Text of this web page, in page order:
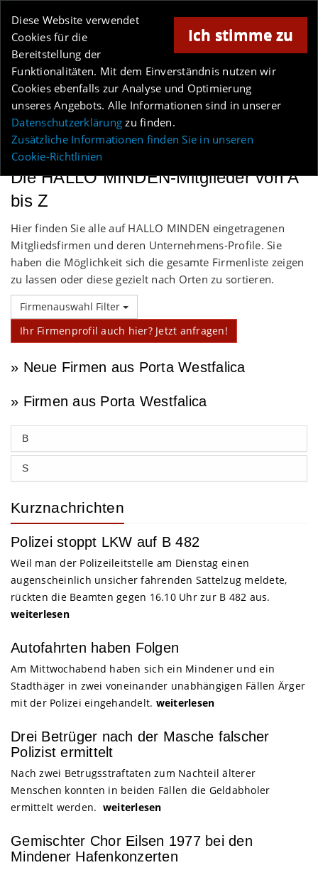
Online-Magazin für Minden und Umgebung
Ich stimme zu
Diese Website verwendet
Cookies für die
Bereitstellung der
Funktionalitäten. Mit dem Einverständnis nutzen wir
Cookies ebenfalls zur Analyse und Optimierung
unseres Angebots. Alle Informationen sind in unserer
Datenschutzerklärung zu finden.
Zusätzliche Informationen finden Sie in unseren
Cookie-Richtlinien
Anzeige
MENÜ
Die HALLO MINDEN-Mitglieder von A
bis Z
Hier finden Sie alle auf HALLO MINDEN eingetragenen
Mitgliedsfirmen und deren Unternehmens-Profile. Sie
haben die Möglichkeit sich die gesamte Firmenliste zeigen
zu lassen oder diese gezielt nach Orten zu sortieren.
Firmenauswahl Filter
Ihr Firmenprofil auch hier? Jetzt anfragen!
» Neue Firmen aus Porta Westfalica
» Firmen aus Porta Westfalica
B
S
Kurznachrichten
Polizei stoppt LKW auf B 482
Weil man der Polizeileitstelle am Dienstag einen
augenscheinlich unsicher fahrenden Sattelzug meldete,
rückten die Beamten gegen 16.10 Uhr zur B 482 aus.
weiterlesen
Autofahrten haben Folgen
Am Mittwochabend haben sich ein Mindener und ein
Stadthäger in zwei voneinander unabhängigen Fällen Ärger
mit der Polizei eingehandelt. weiterlesen
Drei Betrüger nach der Masche falscher
Polizist ermittelt
Nach zwei Betrugsstraftaten zum Nachteil älterer
Menschen konnten in beiden Fällen die Geldabholer
ermittelt werden. weiterlesen
Gemischter Chor Eilsen 1977 bei den
Mindener Hafenkonzerten